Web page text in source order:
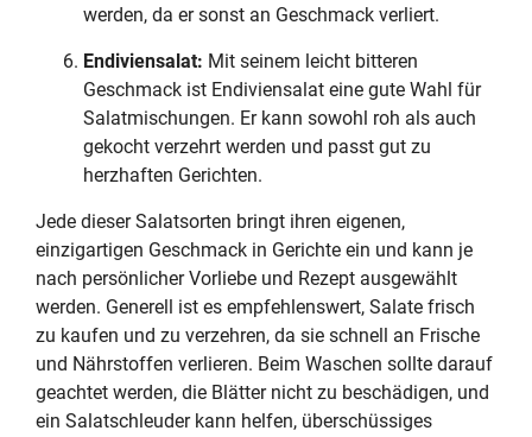
werden, da er sonst an Geschmack verliert.
Endiviensalat: Mit seinem leicht bitteren
Geschmack ist Endiviensalat eine gute Wahl für
Salatmischungen. Er kann sowohl roh als auch
gekocht verzehrt werden und passt gut zu
herzhaften Gerichten.
Jede dieser Salatsorten bringt ihren eigenen,
einzigartigen Geschmack in Gerichte ein und kann je
nach persönlicher Vorliebe und Rezept ausgewählt
werden. Generell ist es empfehlenswert, Salate frisch
zu kaufen und zu verzehren, da sie schnell an Frische
und Nährstoffen verlieren. Beim Waschen sollte darauf
geachtet werden, die Blätter nicht zu beschädigen, und
ein Salatschleuder kann helfen, überschüssiges